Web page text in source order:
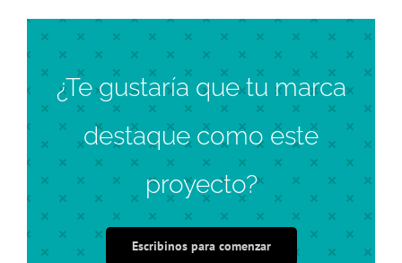
¿Te gustaría que tu marca
destaque como este
proyecto?
Escribinos para comenzar